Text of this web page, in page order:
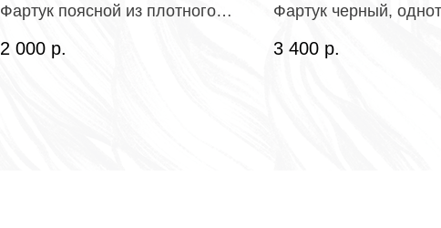
Фартук поясной из плотного
2 000 р.
Фартук черный,
3 400 р.